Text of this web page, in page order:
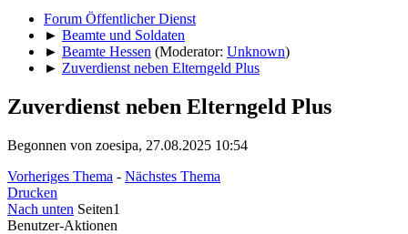
Forum Öffentlicher Dienst
► Beamte und Soldaten
► Beamte Hessen (Moderator: Unknown)
► Zuverdienst neben Elterngeld Plus
Zuverdienst neben Elterngeld Plus
Begonnen von zoesipa, 27.08.2025 10:54
Vorheriges Thema - Nächstes Thema
Drucken
Nach unten Seiten1
Benutzer-Aktionen